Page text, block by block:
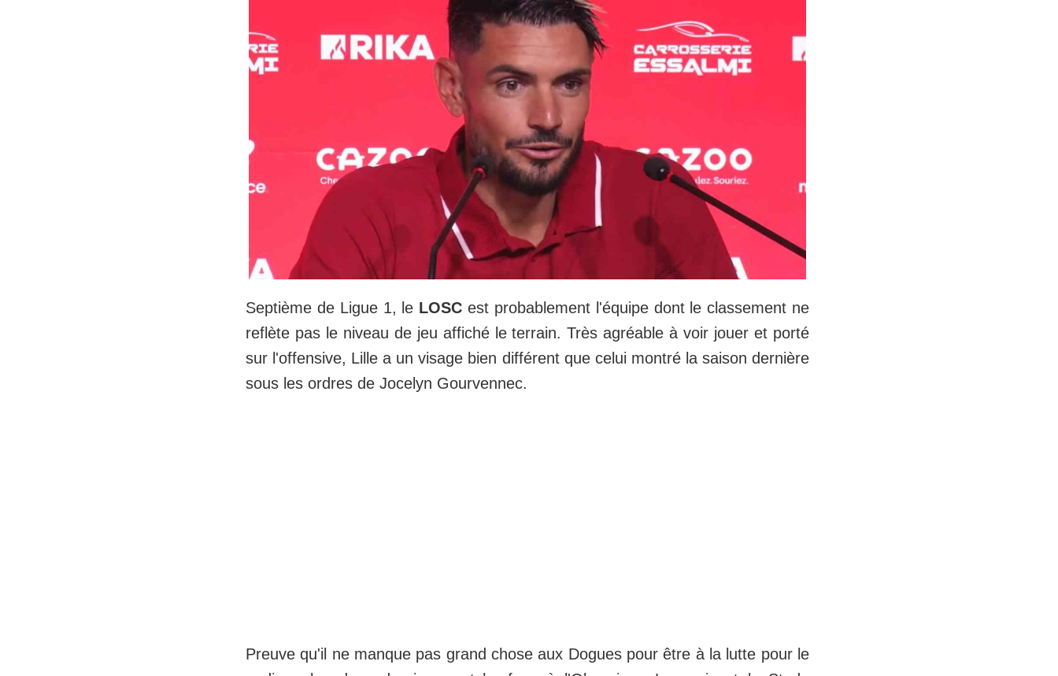
Septième de Ligue 1, le LOSC est probablement l'équipe dont le classement ne
reflète pas le niveau de jeu affiché le terrain. Très agréable à voir jouer et porté
sur l'offensive, Lille a un visage bien différent que celui montré la saison dernière
sous les ordres de Jocelyn Gourvennec.
Preuve qu'il ne manque pas grand chose aux Dogues pour être à la lutte pour le